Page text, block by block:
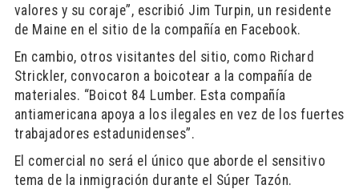
valores y su coraje”, escribió Jim Turpin, un residente
de Maine en el sitio de la compañía en Facebook.
En cambio, otros visitantes del sitio, como Richard
Strickler, convocaron a boicotear a la compañía de
materiales. “Boicot 84 Lumber. Esta compañía
antiamericana apoya a los ilegales en vez de los fuertes
trabajadores estadunidenses”.
El comercial no será el único que aborde el sensitivo
tema de la inmigración durante el Súper Tazón.